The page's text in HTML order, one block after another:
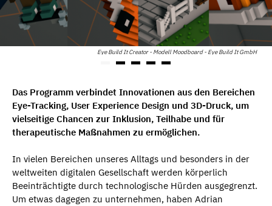
Eye Build It Creator - Modell Moodboard - Eye Build It GmbH
Das Programm verbindet Innovationen aus den Bereichen
Eye-Tracking, User Experience Design und 3D-Druck, um
vielseitige Chancen zur Inklusion, Teilhabe und für
therapeutische Maßnahmen zu ermöglichen.
In vielen Bereichen unseres Alltags und besonders in der
weltweiten digitalen Gesellschaft werden körperlich
Beeinträchtigte durch technologische Hürden ausgegrenzt.
Um etwas dagegen zu unternehmen, haben Adrian